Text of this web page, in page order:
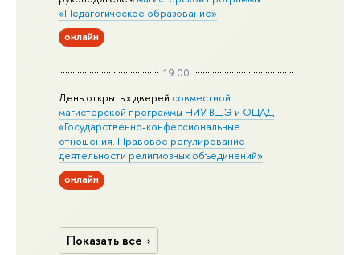
«Педагогическое образование»
онлайн
19:00
День открытых дверей совместной
магистерской программы НИУ ВШЭ и ОЦАД
«Государственно-конфессиональные
отношения. Правовое регулирование
деятельности религиозных объединений»
онлайн
Показать все